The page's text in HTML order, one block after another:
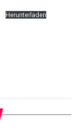
Herunterladen